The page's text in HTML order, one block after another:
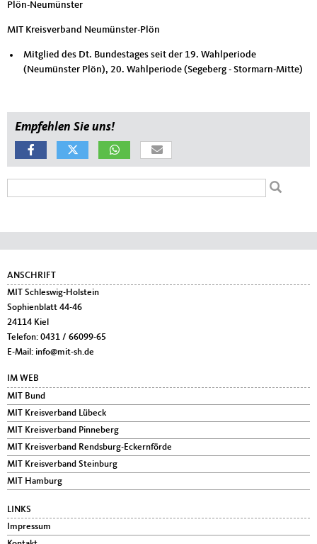
Plön-Neumünster
MIT Kreisverband Neumünster-Plön
Mitglied des Dt. Bundestages seit der 19. Wahlperiode
(Neumünster Plön), 20. Wahlperiode (Segeberg - Stormarn-Mitte)
Empfehlen Sie uns!
Fußbereich
ANSCHRIFT
MIT Schleswig-Holstein
Sophienblatt 44-46
24114 Kiel
Telefon: 0431 / 66099-65
E-Mail: info@mit-sh.de
IM WEB
MIT Bund
MIT Kreisverband Lübeck
MIT Kreisverband Pinneberg
MIT Kreisverband Rendsburg-Eckernförde
MIT Kreisverband Steinburg
MIT Hamburg
LINKS
Impressum